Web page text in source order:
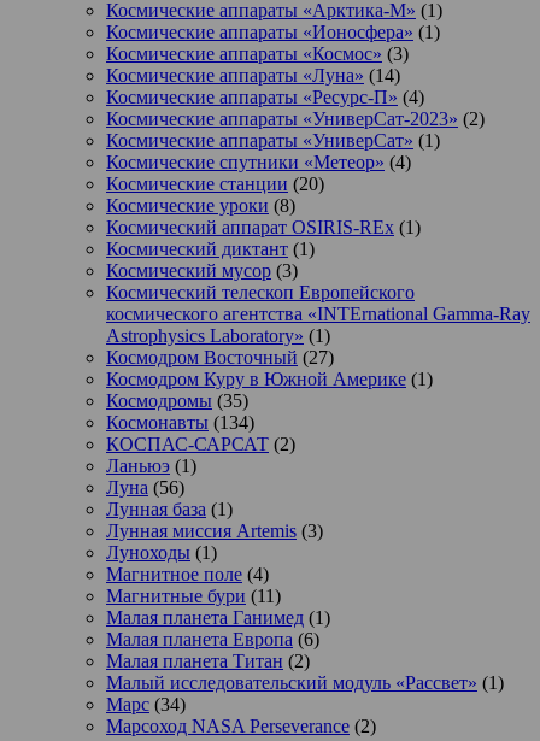
Космические аппараты «Арктика-М» (1)
Космические аппараты «Ионосфера» (1)
Космические аппараты «Космос» (3)
Космические аппараты «Луна» (14)
Космические аппараты «Ресурс-П» (4)
Космические аппараты «УниверСат-2023» (2)
Космические аппараты «УниверСат» (1)
Космические спутники «Метеор» (4)
Космические станции (20)
Космические уроки (8)
Космический аппарат OSIRIS-REx (1)
Космический диктант (1)
Космический мусор (3)
Космический телескоп Европейского
космического агентства «INTErnational Gamma-Ray
Astrophysics Laboratory» (1)
Космодром Восточный (27)
Космодром Куру в Южной Америке (1)
Космодромы (35)
Космонавты (134)
КОСПАС-САРСАТ (2)
Ланьюэ (1)
Луна (56)
Лунная база (1)
Лунная миссия Artemis (3)
Луноходы (1)
Магнитное поле (4)
Магнитные бури (11)
Малая планета Ганимед (1)
Малая планета Европа (6)
Малая планета Титан (2)
Малый исследовательский модуль «Рассвет» (1)
Марс (34)
Марсоход NASA Perseverance (2)